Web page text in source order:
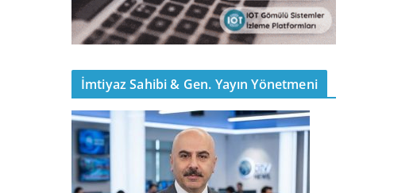
İmtiyaz Sahibi & Gen. Yayın Yönetmeni